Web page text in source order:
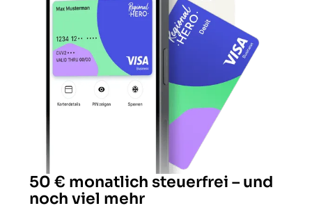
50 € monatlich steuerfrei – und
noch viel mehr